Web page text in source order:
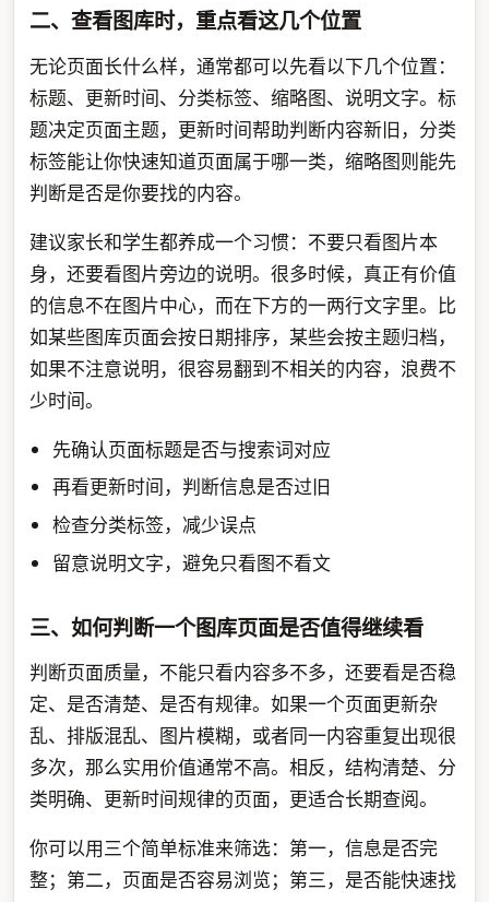
二、查看图库时，重点看这几个位置
无论页面长什么样，通常都可以先看以下几个位置：
标题、更新时间、分类标签、缩略图、说明文字。标
题决定页面主题，更新时间帮助判断内容新旧，分类
标签能让你快速知道页面属于哪一类，缩略图则能先
判断是否是你要找的内容。
建议家长和学生都养成一个习惯：不要只看图片本
身，还要看图片旁边的说明。很多时候，真正有价值
的信息不在图片中心，而在下方的一两行文字里。比
如某些图库页面会按日期排序，某些会按主题归档，
如果不注意说明，很容易翻到不相关的内容，浪费不
少时间。
先确认页面标题是否与搜索词对应
再看更新时间，判断信息是否过旧
检查分类标签，减少误点
留意说明文字，避免只看图不看文
三、如何判断一个图库页面是否值得继续看
判断页面质量，不能只看内容多不多，还要看是否稳
定、是否清楚、是否有规律。如果一个页面更新杂
乱、排版混乱、图片模糊，或者同一内容重复出现很
多次，那么实用价值通常不高。相反，结构清楚、分
类明确、更新时间规律的页面，更适合长期查阅。
你可以用三个简单标准来筛选：第一，信息是否完
整；第二，页面是否容易浏览；第三，是否能快速找